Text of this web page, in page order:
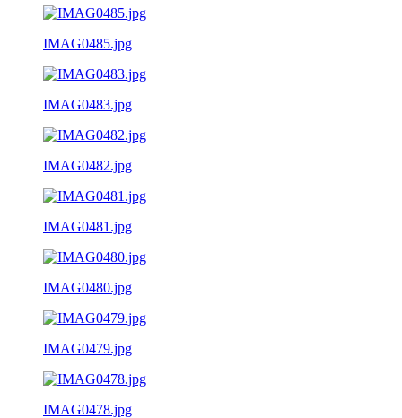
IMAG0485.jpg
IMAG0483.jpg
IMAG0482.jpg
IMAG0481.jpg
IMAG0480.jpg
IMAG0479.jpg
IMAG0478.jpg